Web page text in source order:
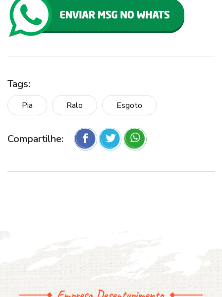
Tags:
Pia Ralo Esgoto
Compartilhe: